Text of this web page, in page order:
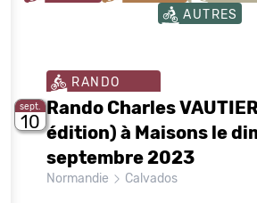
AUTRES
sept.
10
RANDO
Rando Charles
édition) à Maisons le
septembre 2023
Normandie Calvados